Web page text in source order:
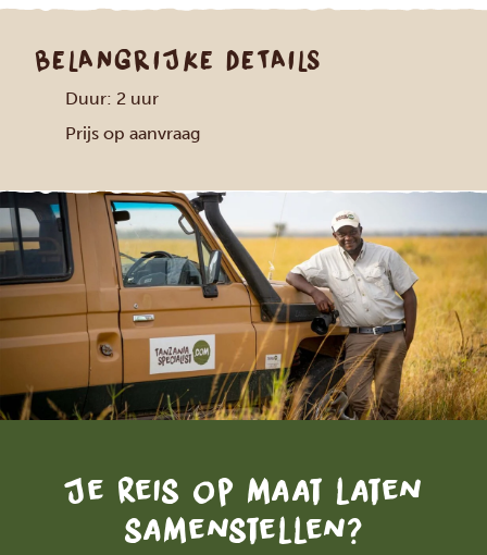
BELANGRIJKE DETAILS
Duur: 2 uur
Prijs op aanvraag
Je reis op maat laten
samenstellen?